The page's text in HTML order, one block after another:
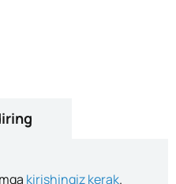
kirishingiz kerak.